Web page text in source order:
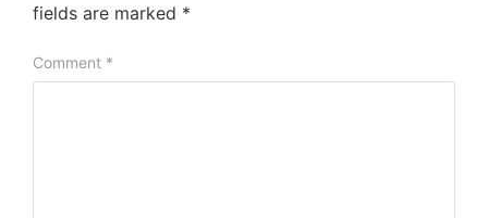
fields are marked *
Comment *